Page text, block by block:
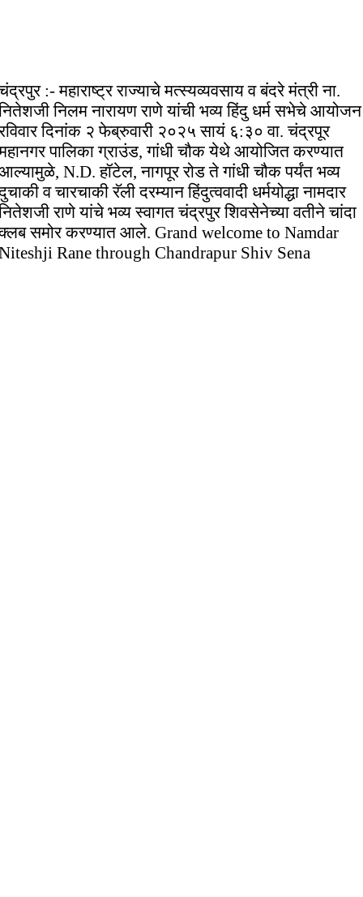
:- महाराष्ट्र राज्याचे मत्स्यव्यवसाय व बंदरे मंत्री ना.
निलम नारायण राणे यांची भव्य हिंदु धर्म सभेचे आयोजन
दिनांक २ फेब्रुवारी २०२५ सायं ६:३० वा. चंद्रपूर
पालिका ग्राउंड, गांधी चौक येथे आयोजित करण्यात
N.D. हॉटेल, नागपूर रोड ते गांधी चौक पर्यंत भव्य
व चारचाकी रॅली दरम्यान हिंदुत्ववादी धर्मयोद्धा नामदार
राणे यांचे भव्य स्वागत चंद्रपुर शिवसेनेच्या वतीने चांदा
समोर करण्यात आले. Grand welcome to Namdar
Rane through Chandrapur Shiv Sena